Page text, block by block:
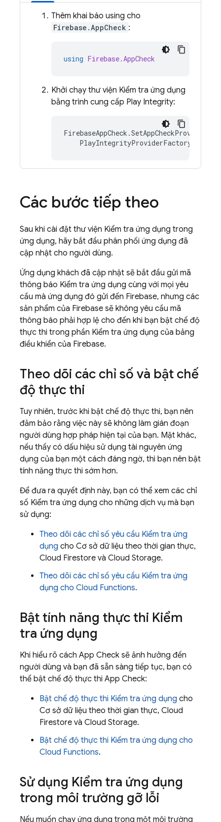
Thêm khai báo using cho
Firebase.AppCheck :
using Firebase.AppCheck
Khởi chạy thư viện Kiểm tra ứng dụng
bằng trình cung cấp Play Integrity:
FirebaseAppCheck .
PlayIntegrityProviderFactory
Các bước tiếp theo
Sau khi cài đặt thư viện Kiểm tra ứng dụng trong
ứng dụng, hãy bắt đầu phân phối ứng dụng đã
cập nhật cho người dùng.
Ứng dụng khách đã cập nhật sẽ bắt đầu gửi mã
thông báo Kiểm tra ứng dụng cùng với mọi yêu
cầu mà ứng dụng đó gửi đến Firebase, nhưng các
sản phẩm của Firebase sẽ không yêu cầu mã
thông báo phải hợp lệ cho đến khi bạn bật chế độ
thực thi trong phần Kiểm tra ứng dụng của bảng
điều khiển của Firebase.
Theo dõi các chỉ số và bật chế
độ thực thi
Tuy nhiên, trước khi bật chế độ thực thi, bạn nên
đảm bảo rằng việc này sẽ không làm gián đoạn
người dùng hợp pháp hiện tại của bạn. Mặt khác,
nếu thấy có dấu hiệu sử dụng tài nguyên ứng
dụng của bạn một cách đáng ngờ, thì bạn nên bật
tính năng thực thi sớm hơn.
Để đưa ra quyết định này, bạn có thể xem các chỉ
số Kiểm tra ứng dụng cho những dịch vụ mà bạn
sử dụng:
Theo dõi các chỉ số yêu cầu Kiểm tra ứng
dụng cho Cơ sở dữ liệu theo thời gian thực,
Cloud Firestore và Cloud Storage.
Theo dõi các chỉ số yêu cầu Kiểm tra ứng
dụng cho Cloud Functions.
Bật tính năng thực thi Kiểm
tra ứng dụng
Khi hiểu rõ cách App Check sẽ ảnh hưởng đến
người dùng và bạn đã sẵn sàng tiếp tục, bạn có
thể bật chế độ thực thi App Check:
Bật chế độ thực thi Kiểm tra ứng dụng cho
Cơ sở dữ liệu theo thời gian thực, Cloud
Firestore và Cloud Storage.
Bật chế độ thực thi Kiểm tra ứng dụng cho
Cloud Functions.
Sử dụng Kiểm tra ứng dụng
trong môi trường gỡ lỗi
Nếu muốn chạy ứng dụng trong một môi trường